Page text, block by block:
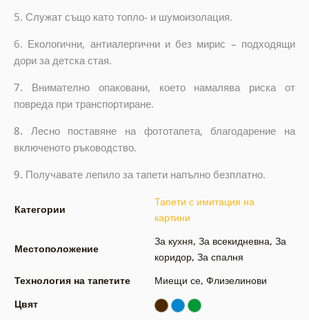
5. Служат също като топло- и шумоизолация.
6. Екологични, антиалергични и без мирис – подходящи
дори за детска стая.
7. Внимателно опаковани, което намалява риска от
повреда при транспортиране.
8. Лесно поставяне на фототапета, благодарение на
включеното ръководство.
9. Получавате лепило за тапети напълно безплатно.
Категории
Тапети с имитация на
картини
Местоположение
За кухня, За всекидневна, За
коридор, За спалня
Технология на тапетите
Миещи се, Флизелинови
Цвят